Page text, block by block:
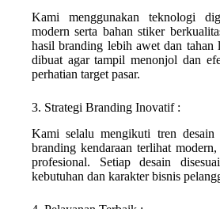
Kami menggunakan teknologi
modern serta bahan stiker
hasil branding lebih awet dan tahan
dibuat agar tampil menonjol dan
perhatian target pasar.
3. Strategi Branding Inovatif :
Kami selalu mengikuti tren desain
branding kendaraan terlihat modern,
profesional. Setiap desain
kebutuhan dan karakter bisnis